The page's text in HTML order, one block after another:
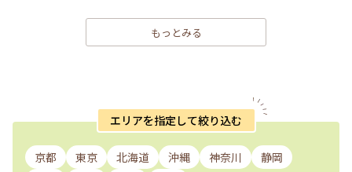
もっとみる
エリアを指定して絞り込む
京都 東京 北海道 沖縄 神奈川
静岡